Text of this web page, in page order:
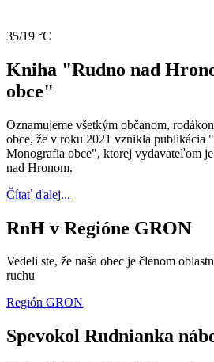
35/19 °C
Kniha "Rudno nad
obce"
Oznamujeme všetkým občanom,
obce, že v roku 2021 vznikla publikácia
Monografia obce", ktorej vydavateľom
nad Hronom.
Čítať ďalej...
RnH v Regióne GRON
Vedeli ste, že naša obec je členom
ruchu
Región GRON
Spevokol Rudnianka